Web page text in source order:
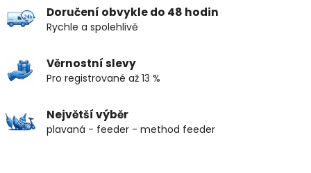
Doručení obvykle do 48 hodin
Rychle a spolehlivě
Věrnostní slevy
Pro registrované až 13 %
Největší výběr
plavaná - feeder - method feeder